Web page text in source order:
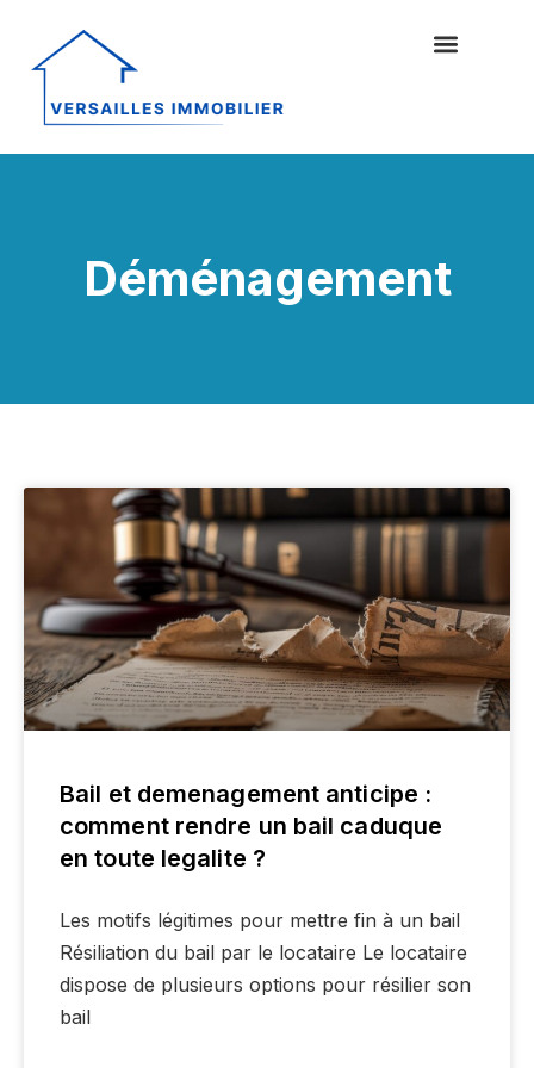
Déménagement
Bail et demenagement anticipe :
comment rendre un bail caduque
en toute legalite ?
Les motifs légitimes pour mettre fin à un bail
Résiliation du bail par le locataire Le locataire
dispose de plusieurs options pour résilier son
bail